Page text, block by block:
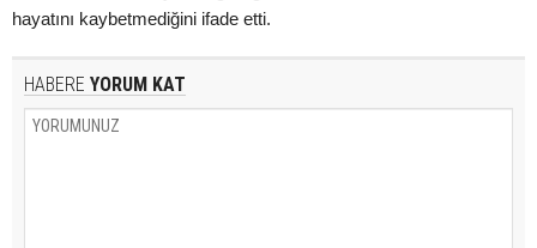
hayatını kaybetmediğini ifade etti.
HABERE YORUM KAT